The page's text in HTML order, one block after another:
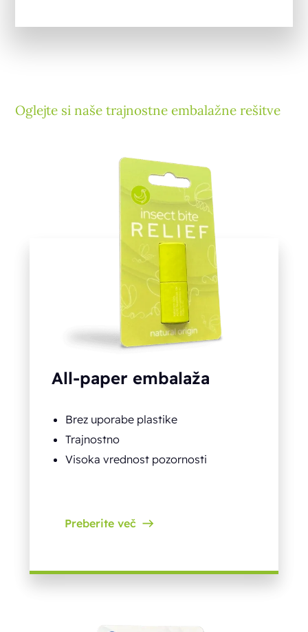
Oglejte si naše trajnostne embalažne rešitve
All-paper embalaža
Brez uporabe plastike
Trajnostno
Visoka vrednost pozornosti
Preberite več